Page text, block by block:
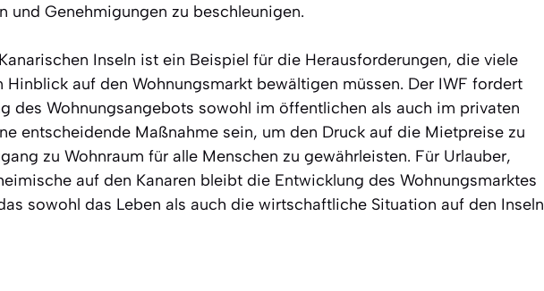
und Genehmigungen zu beschleunigen.
Inseln ist ein Beispiel für die Herausforderungen, die viele
Hinblick auf den Wohnungsmarkt bewältigen müssen. Der IWF fordert
des Wohnungsangebots sowohl im öffentlichen als auch im privaten
entscheidende Maßnahme sein, um den Druck auf die Mietpreise zu
zu Wohnraum für alle Menschen zu gewährleisten. Für Urlauber,
auf den Kanaren bleibt die Entwicklung des Wohnungsmarktes
sowohl das Leben als auch die wirtschaftliche Situation auf den Inseln